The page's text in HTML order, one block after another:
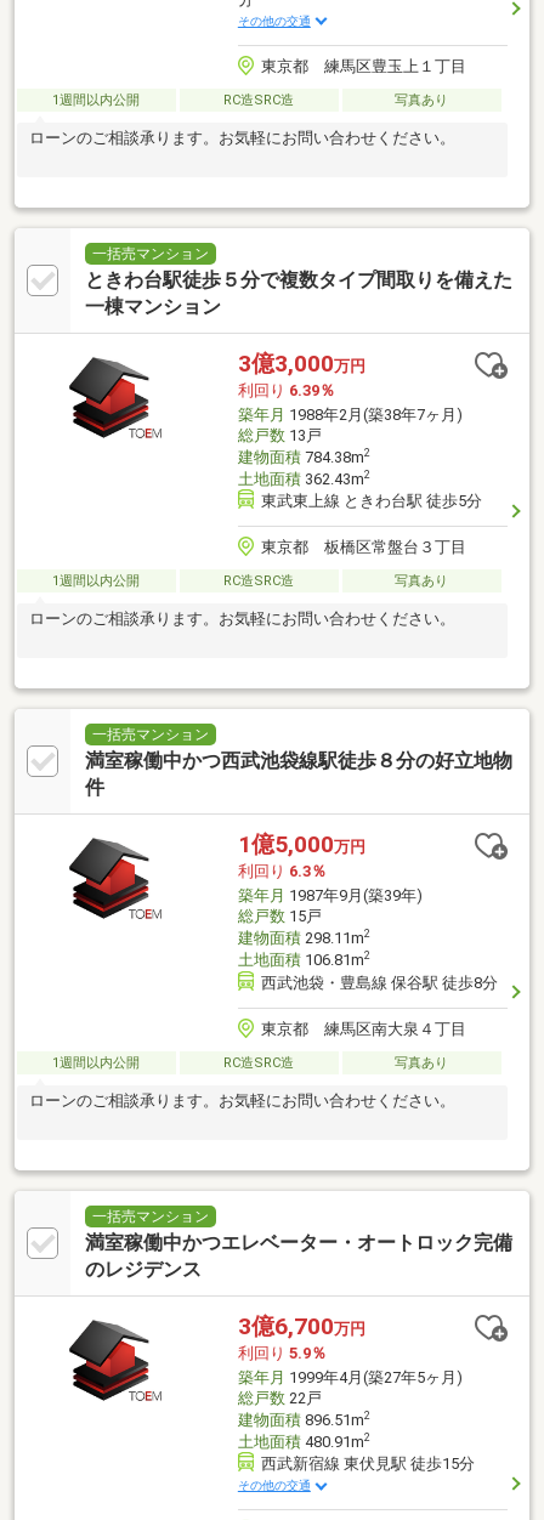
その他の交通
東京都 練馬区豊玉上１丁目
1週間以内公開 RC造SRC造 写真あり
ローンのご相談承ります。お気軽にお問い合わせください。
一括売マンション
ときわ台駅徒歩５分で複数タイプ間取りを備えた
一棟マンション
3億3,000万円
利回り 6.39％
築年月 1988年2月(築38年7ヶ月)
総戸数13戸
建物面積784.38m2
土地面積362.43m2
東武東上線 ときわ台駅 徒歩5分
東京都 板橋区常盤台３丁目
1週間以内公開 RC造SRC造 写真あり
ローンのご相談承ります。お気軽にお問い合わせください。
一括売マンション
満室稼働中かつ西武池袋線駅徒歩８分の好立地物
件
1億5,000万円
利回り 6.3％
築年月 1987年9月(築39年)
総戸数15戸
建物面積298.11m2
土地面積106.81m2
西武池袋・豊島線 保谷駅 徒歩8分
東京都 練馬区南大泉４丁目
1週間以内公開 RC造SRC造 写真あり
ローンのご相談承ります。お気軽にお問い合わせください。
一括売マンション
満室稼働中かつエレベーター・オートロック完備
のレジデンス
3億6,700万円
利回り 5.9％
築年月 1999年4月(築27年5ヶ月)
総戸数22戸
建物面積896.51m2
土地面積480.91m2
西武新宿線 東伏見駅 徒歩15分
その他の交通